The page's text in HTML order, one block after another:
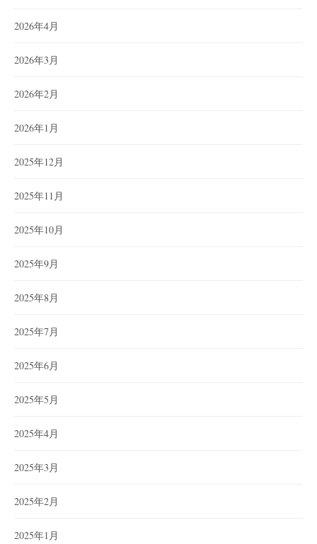
2026年4月
2026年3月
2026年2月
2026年1月
2025年12月
2025年11月
2025年10月
2025年9月
2025年8月
2025年7月
2025年6月
2025年5月
2025年4月
2025年3月
2025年2月
2025年1月